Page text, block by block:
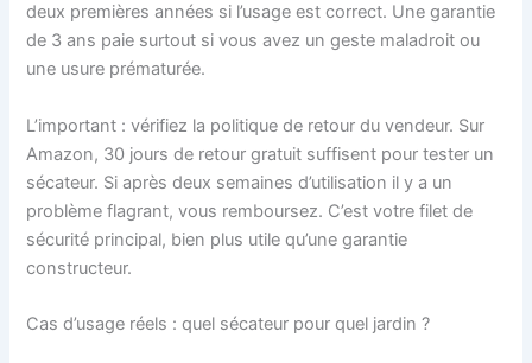
deux premières années si l’usage est correct. Une garantie
de 3 ans paie surtout si vous avez un geste maladroit ou
une usure prématurée.
L’important : vérifiez la politique de retour du vendeur. Sur
Amazon, 30 jours de retour gratuit suffisent pour tester un
sécateur. Si après deux semaines d’utilisation il y a un
problème flagrant, vous remboursez. C’est votre filet de
sécurité principal, bien plus utile qu’une garantie
constructeur.
Cas d’usage réels : quel sécateur pour quel jardin ?